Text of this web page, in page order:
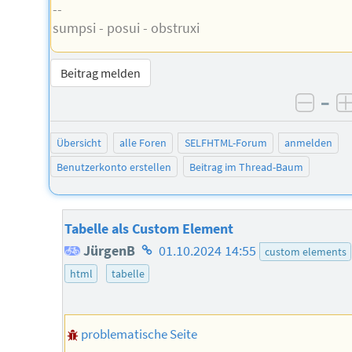
--
sumpsi - posui - obstruxi
Beitrag melden
–
Übersicht alle Foren SELFHTML-Forum
anmelden
Benutzerkonto erstellen
Beitrag im Thread-Baum
Tabelle als Custom Element
JürgenB Homepage
des
01.10.2024 14:55
custom elements
html
tabelle
problematische Seite